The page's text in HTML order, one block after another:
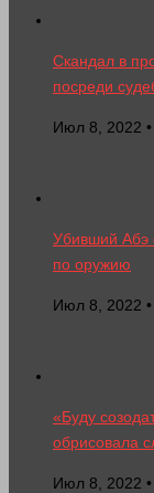
Скандал в
посреди
Июл 8, 2022
Убивший Абэ
по оружию
Июл 8, 2022
«Буду
обрисовала
Июл 8, 2022